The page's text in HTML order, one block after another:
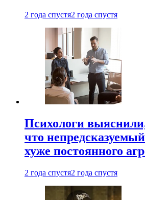
2 года спустя2 года спустя
Психологи
что
хуже постоянного
2 года спустя2 года спустя